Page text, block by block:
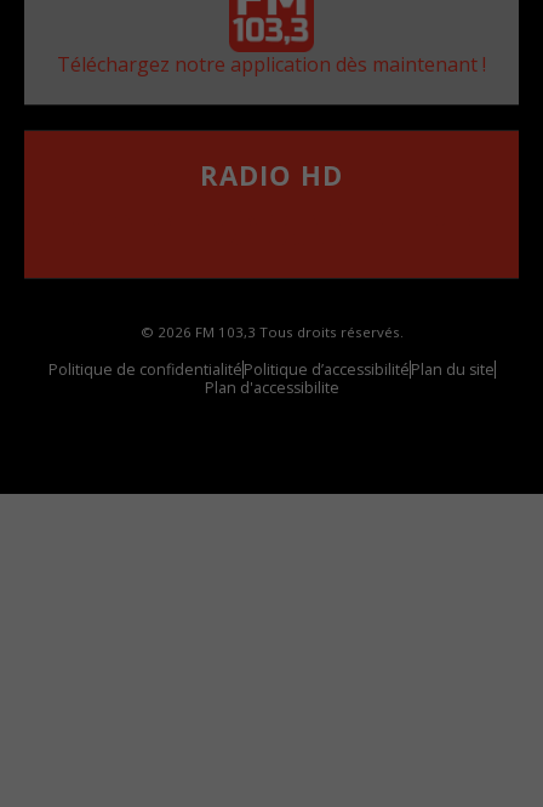
Téléchargez notre application dès maintenant !
RADIO HD
© 2026 FM 103,3 Tous droits réservés.
Politique de confidentialitéPolitique d’accessibilitéPlan du site
Plan d'accessibilite